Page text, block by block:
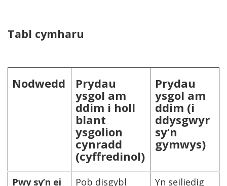
Tabl cymharu
Nodwedd
Prydau
ysgol am
ddim i holl
blant
ysgolion
cynradd
(cyffredinol)
Prydau
ysgol am
ddim (i
ddysgwyr
sy’n
gymwys)
Pwy sy’n ei
Pob disgybl
Yn seiliedig